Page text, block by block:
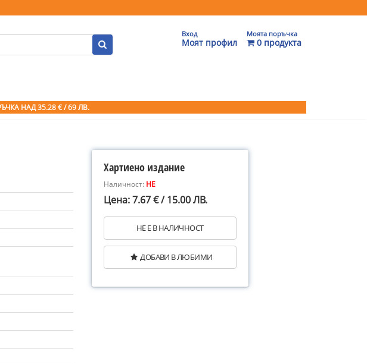
Вход
Моят профил
Моята поръчка
0 продукта
НАД 35.28 € / 69 ЛВ.
Хартиено издание
Наличност: НЕ
Цена: 7.67 € / 15.00 ЛВ.
НЕ Е В НАЛИЧНОСТ
ДОБАВИ В ЛЮБИМИ